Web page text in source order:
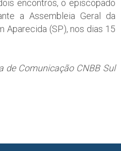
encontros, o episcopado
a Assembleia Geral da
Aparecida (SP), nos dias 15
de Comunicação CNBB Sul